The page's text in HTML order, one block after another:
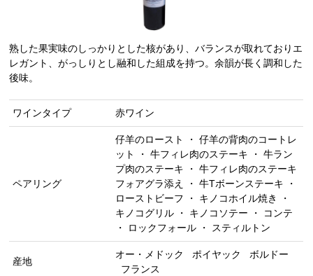
熟した果実味のしっかりとした核があり、バランスが取れておりエ
レガント、がっしりとし融和した組成を持つ。余韻が長く調和した
後味。
ワインタイプ 赤ワイン
ペアリング
仔羊のロースト ・ 仔羊の背肉のコートレ
ット ・ 牛フィレ肉のステーキ ・ 牛ラン
プ肉のステーキ ・ 牛フィレ肉のステーキ
フォアグラ添え ・ 牛Tボーンステーキ ・
ローストビーフ ・ キノコホイル焼き ・
キノコグリル ・ キノコソテー ・ コンテ
・ ロックフォール ・ スティルトン
産地
オー・メドック ポイヤック
ボルドー
フランス